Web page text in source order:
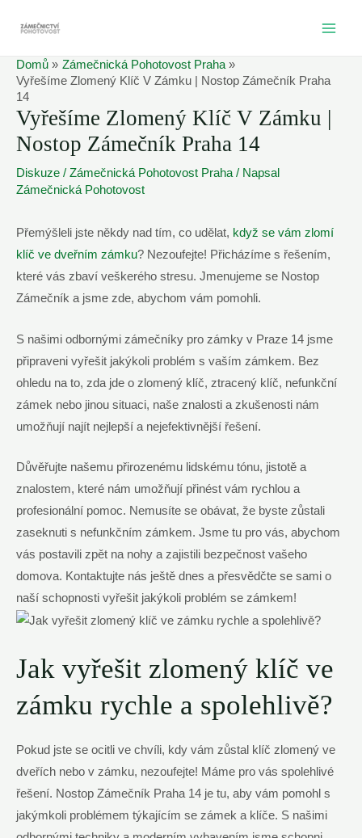
Domů
Zámečnická Pohotovost Praha
Vyřešíme Zlomený Klíč V Zámku | Nostop Zámečník Praha
14
Vyřešíme Zlomený Klíč V Zámku |
Nostop Zámečník Praha 14
Diskuze / Zámečnická Pohotovost Praha / Napsal
Zámečnická Pohotovost
Přemýšleli jste někdy nad tím, co udělat, když se vám zlomí
klíč ve dveřním zámku? Nezoufejte! Přicházíme s řešením,
které vás zbaví veškerého stresu. Jmenujeme se Nostop
Zámečník a jsme zde, abychom vám pomohli.
S našimi odbornými zámečníky pro zámky v Praze 14 jsme
připraveni vyřešit jakýkoli problém s vaším zámkem. Bez
ohledu na to, zda jde o zlomený klíč, ztracený klíč, nefunkční
zámek nebo jinou situaci, naše znalosti a zkušenosti nám
umožňují najít nejlepší a nejefektivnější řešení.
Důvěřujte našemu přirozenému lidskému tónu, jistotě a
znalostem, které nám umožňují přinést vám rychlou a
profesionální pomoc. Nemusíte se obávat, že byste zůstali
zaseknuti s nefunkčním zámkem. Jsme tu pro vás, abychom
vás postavili zpět na nohy a zajistili bezpečnost vašeho
domova. Kontaktujte nás ještě dnes a přesvědčte se sami o
naší schopnosti vyřešit jakýkoli problém se zámkem!
Jak vyřešit zlomený klíč ve
zámku rychle a spolehlivě?
Pokud jste se ocitli ve chvíli, kdy vám zůstal klíč zlomený ve
dveřích nebo v zámku, nezoufejte! Máme pro vás spolehlivé
řešení. Nostop Zámečník Praha 14 je tu, aby vám pomohl s
jakýmkoli problémem týkajícím se zámek a klíče. S našimi